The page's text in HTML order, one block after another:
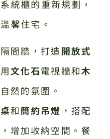
統櫃的重新規劃，
馨住宅。
間牆，打造開放式
文化石電視牆和木
然的氛圍。
和簡約吊燈 ，搭配
增加收納空間。餐